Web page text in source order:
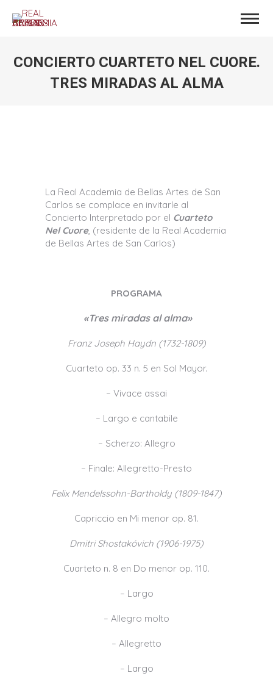
CONCIERTO CUARTETO NEL CUORE.
TRES MIRADAS AL ALMA
La Real Academia de Bellas Artes de San
Carlos se complace en invitarle al
Concierto Interpretado por el Cuarteto
Nel Cuore, (residente de la Real Academia
de Bellas Artes de San Carlos)
PROGRAMA
«Tres miradas al alma»
Franz Joseph Haydn (1732-1809)
Cuarteto op. 33 n. 5 en Sol Mayor.
– Vivace assai
– Largo e cantabile
– Scherzo: Allegro
– Finale: Allegretto-Presto
Felix Mendelssohn-Bartholdy (1809-1847)
Capriccio en Mi menor op. 81.
Dmitri Shostakóvich (1906-1975)
Cuarteto n. 8 en Do menor op. 110.
– Largo
– Allegro molto
– Allegretto
– Largo